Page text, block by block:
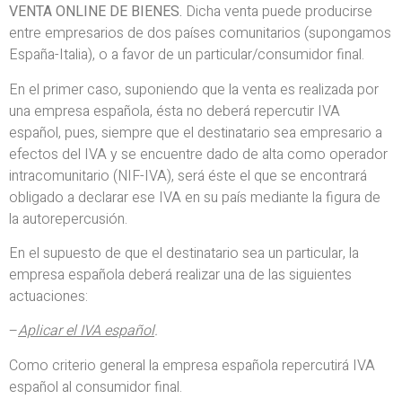
VENTA ONLINE DE BIENES. Dicha venta puede producirse
entre empresarios de dos países comunitarios (supongamos
España-Italia), o a favor de un particular/consumidor final.
En el primer caso, suponiendo que la venta es realizada por
una empresa española, ésta no deberá repercutir IVA
español, pues, siempre que el destinatario sea empresario a
efectos del IVA y se encuentre dado de alta como operador
intracomunitario (NIF-IVA), será éste el que se encontrará
obligado a declarar ese IVA en su país mediante la figura de
la autorepercusión.
En el supuesto de que el destinatario sea un particular, la
empresa española deberá realizar una de las siguientes
actuaciones:
–Aplicar el IVA español.
Como criterio general la empresa española repercutirá IVA
español al consumidor final.